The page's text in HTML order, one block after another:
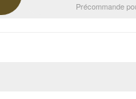
Précommande